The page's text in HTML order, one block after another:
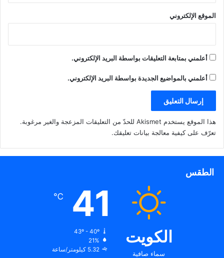
الموقع الإلكتروني
أعلمني بمتابعة التعليقات بواسطة البريد الإلكتروني.
أعلمني بالمواضيع الجديدة بواسطة البريد الإلكتروني.
هذا الموقع يستخدم Akismet للحدّ من التعليقات المزعجة والغير مرغوبة.
تعرّف على كيفية معالجة بيانات تعليقك.
الطقس
الكويت
سماء صافية
41
℃
43º - 40º
21%
5.32 كيلومتر/ساعة